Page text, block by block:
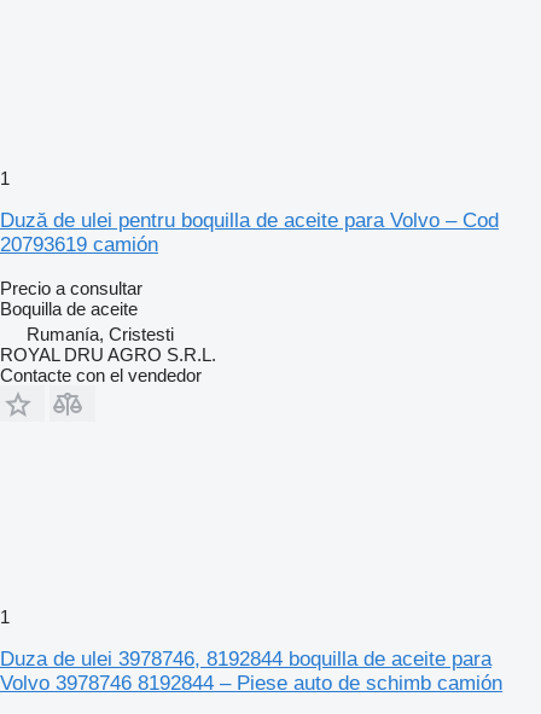
1
Duză de ulei pentru boquilla de aceite para Volvo – Cod
20793619 camión
Precio a consultar
Boquilla de aceite
Rumanía, Cristesti
ROYAL DRU AGRO S.R.L.
Contacte con el vendedor
1
Duza de ulei 3978746, 8192844 boquilla de aceite para
Volvo 3978746 8192844 – Piese auto de schimb camión